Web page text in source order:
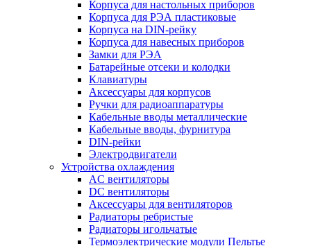
Корпуса для настольных приборов
Корпуса для РЭА пластиковые
Корпуса на DIN-рейку
Корпуса для навесных приборов
Замки для РЭА
Батарейные отсеки и колодки
Клавиатуры
Аксессуары для корпусов
Ручки для радиоаппаратуры
Кабельные вводы металлические
Кабельные вводы, фурнитура
DIN-рейки
Электродвигатели
Устройства охлаждения
AC вентиляторы
DC вентиляторы
Аксессуары для вентиляторов
Радиаторы ребристые
Радиаторы игольчатые
Термоэлектрические модули Пельтье